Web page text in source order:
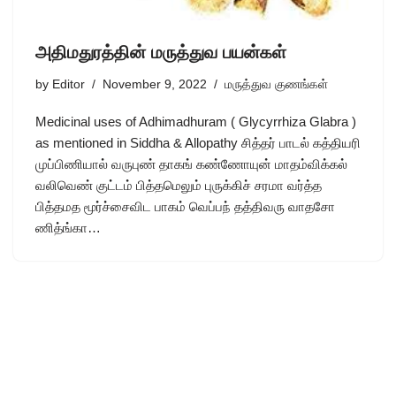
அதிமதுரத்தின் மருத்துவ பயன்கள்
by Editor November 9, 2022 மருத்துவ குணங்கள்
Medicinal uses of Adhimadhuram ( Glycyrrhiza Glabra )
as mentioned in Siddha & Allopathy சித்தர் பாடல் கத்தியரி
முப்பிணியால் வருபுண் தாகங் கண்ணோயுன் மாதம்விக்கல்
வலிவெண் குட்டம் பித்தமெலும் புருக்கிச் சரமா வர்த்த
பித்தமத மூர்ச்சைவிட பாகம் வெப்பந் தத்திவரு வாதசோ
ணித்ங்கா…